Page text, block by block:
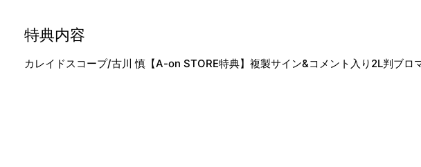
特典内容
カレイドスコープ/古川 慎【A-on STORE特典】複製サイン&コメント入り2L判ブロ